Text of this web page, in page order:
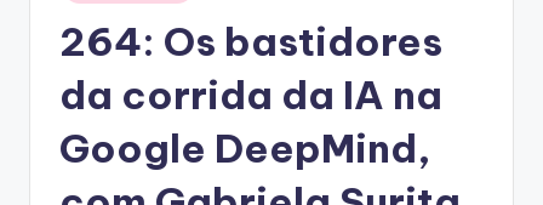
264: Os bastidores
da corrida da IA na
Google DeepMind,